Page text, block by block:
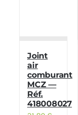
Joint
air
comburant
MCZ —
Réf.
418008027